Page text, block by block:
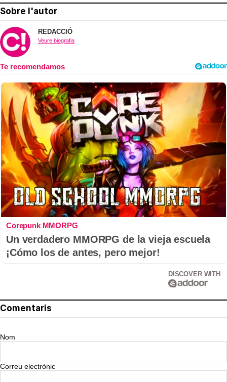
Sobre l'autor
REDACCIÓ
Veure biografia
Corepunk MMORPG
Un verdadero MMORPG de la vieja escuela
¡Cómo los de antes, pero mejor!
DISCOVER WITH
Comentaris
Nom
Correu electrònic